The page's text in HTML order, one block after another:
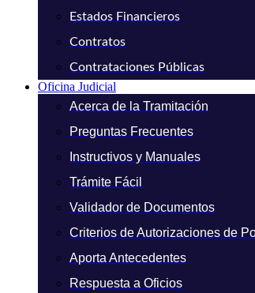
Estados Financieros
Contratos
Contrataciones Públicas
Oficina Judicial
Acerca de la Tramitación
Preguntas Frecuentes
Instructivos y Manuales
Trámite Fácil
Validador de Documentos
Criterios de Autorizaciones de
Aporta Antecedentes
Respuesta a Oficios